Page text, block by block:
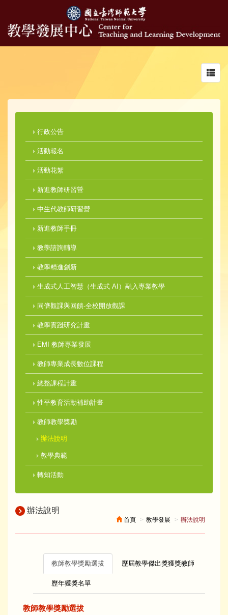
行政公告
活動報名
活動花絮
新進教師研習營
中生代教師研習營
新進教師手冊
教學諮詢輔導
教學精進創新
生成式人工智慧（生成式 AI）融入專業教學
同儕觀課與回饋-全校開放觀課
教學實踐研究計畫
EMI 教師專業發展
教師專業成長數位課程
總整課程計畫
性平教育活動補助計畫
教師教學獎勵
辦法說明
教學典範
轉知活動
辦法說明
首頁 教學發展 辦法說明
教師教學獎勵選拔 歷屆教學傑出獎獲獎教師
歷年獲獎名單
教師教學獎勵選拔